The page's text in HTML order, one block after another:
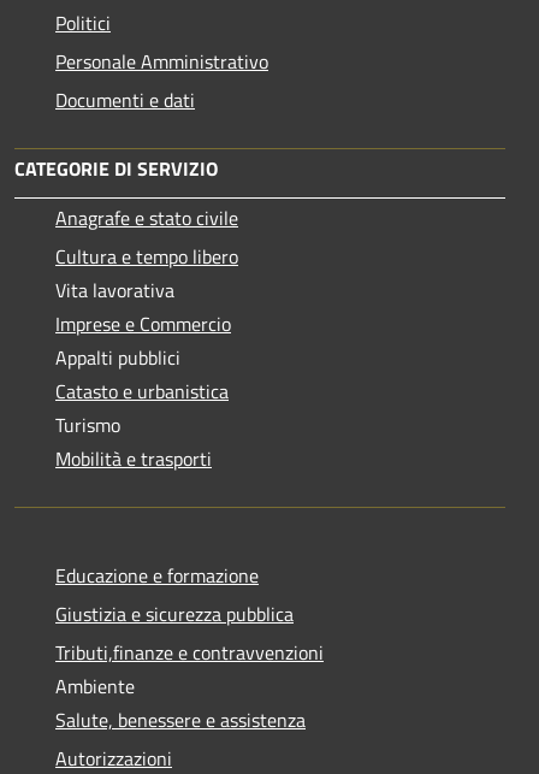
Politici
Personale Amministrativo
Documenti e dati
CATEGORIE DI SERVIZIO
Anagrafe e stato civile
Cultura e tempo libero
Vita lavorativa
Imprese e Commercio
Appalti pubblici
Catasto e urbanistica
Turismo
Mobilità e trasporti
Educazione e formazione
Giustizia e sicurezza pubblica
Tributi,finanze e contravvenzioni
Ambiente
Salute, benessere e assistenza
Autorizzazioni